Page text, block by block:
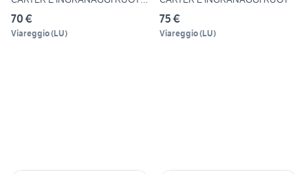
P
70 €
Viareggio(LU)
75 €
Viareggio(LU)